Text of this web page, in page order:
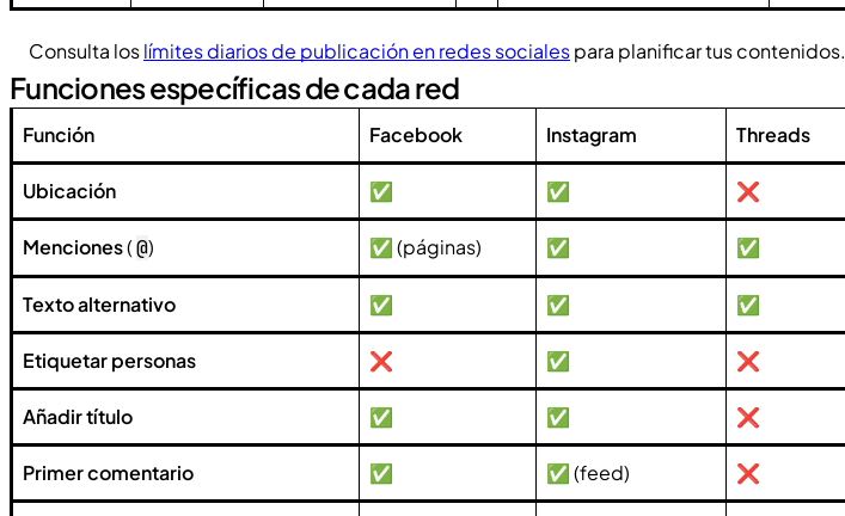
Consulta loslímites diarios de publicación en redes socialespara planificar tus contenidos.
Funciones específicas de cada red
Función Facebook Instagram Threads
Ubicación ✅ ✅ ❌
Menciones(@) ✅ (páginas) ✅ ✅
Texto alternativo ✅ ✅ ✅
Etiquetar personas ❌ ✅ ❌
Añadir título ✅ ✅ ❌
Primer comentario ✅ ✅ (feed) ❌